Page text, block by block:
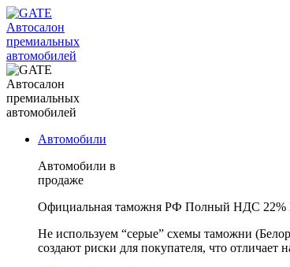
Автосалон
премиальных
автомобилей
Автосалон
премиальных
автомобилей
Автомобили
Автомобили в
продаже
Официальная таможня РФ Полный НДС 22%
Не используем “серые” схемы таможни
создают риски для покупателя, что отличает